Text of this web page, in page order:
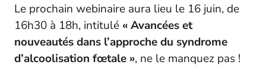
Le prochain webinaire aura lieu le 16 juin, de
16h30 à 18h, intitulé « Avancées et
nouveautés dans l’approche du syndrome
d’alcoolisation fœtale », ne le manquez pas !